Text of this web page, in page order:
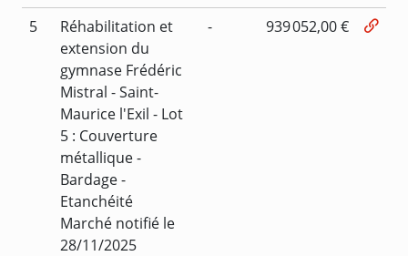
5
Réhabilitation et
extension du
gymnase Frédéric
Mistral - Saint-
Maurice l'Exil - Lot
5 : Couverture
métallique -
Bardage -
Etanchéité
Marché notifié le
28/11/2025
- 939 052,00 €